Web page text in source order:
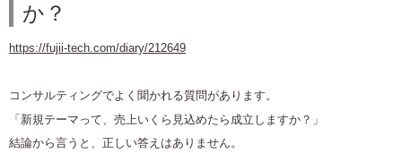
か？
https://fujii-tech.com/diary/212649
コンサルティングでよく聞かれる質問があります。
「新規テーマって、売上いくら見込めたら成立しますか？」
結論から言うと、正しい答えはありません。